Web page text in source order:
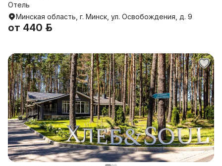
Отель
Минская область, г. Минск, ул. Освобождения, д. 9
от 440 р.